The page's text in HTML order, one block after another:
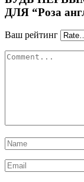
ДЛЯ “Роза
Ваш рейтинг